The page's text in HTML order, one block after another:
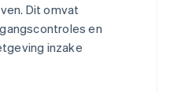
Dit omvat
en
inzake